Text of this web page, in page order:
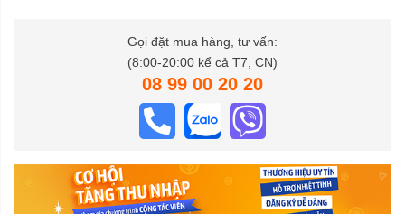
Gọi đặt mua hàng, tư vấn:
(8:00-20:00 kể cả T7, CN)
08 99 00 20 20